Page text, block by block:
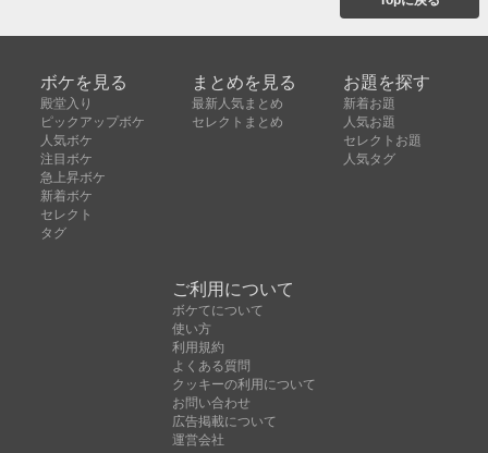
ボケを見る
殿堂入り
ピックアップボケ
人気ボケ
注目ボケ
急上昇ボケ
新着ボケ
セレクト
タグ
まとめを見る
最新人気まとめ
セレクトまとめ
お題を探す
新着お題
人気お題
セレクトお題
人気タグ
ご利用について
ボケてについて
使い方
利用規約
よくある質問
クッキーの利用について
お問い合わせ
広告掲載について
運営会社